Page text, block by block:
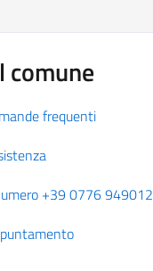
comune
frequenti
+39 0776 949012